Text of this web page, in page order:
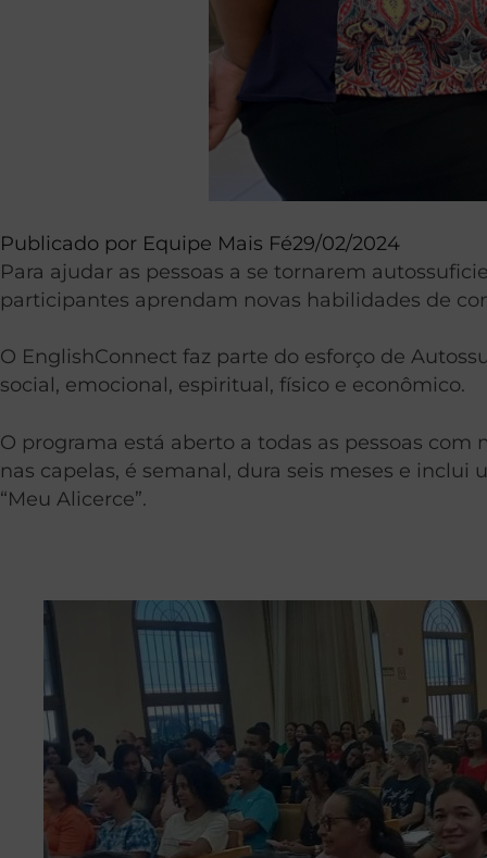
Publicado por Equipe Mais Fé29/02/2024
Para ajudar as pessoas a se tornarem
participantes aprendam novas habilidades de
O EnglishConnect faz parte do esforço de
social, emocional, espiritual, físico e econômico.
O programa está aberto a todas as pessoas
nas capelas, é semanal, dura seis meses e
“Meu Alicerce”.